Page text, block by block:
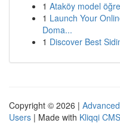
1 Ataköy model
1 Launch Your
Doma...
1 Discover Best
Copyright © 2026 |
Users | Made with Kliqqi CMS